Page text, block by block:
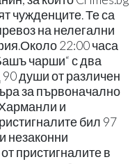
чужденците. Те са
на нелегални
22:00 часа
чарши“ с два
души от различен
за първоначално
и
бил 97
незаконни
пристигналите в